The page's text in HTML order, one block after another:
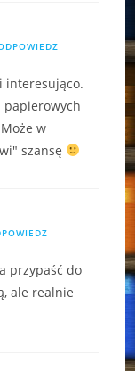
interesująco.
papierowych
w
szansę
przypaść do
ale realnie